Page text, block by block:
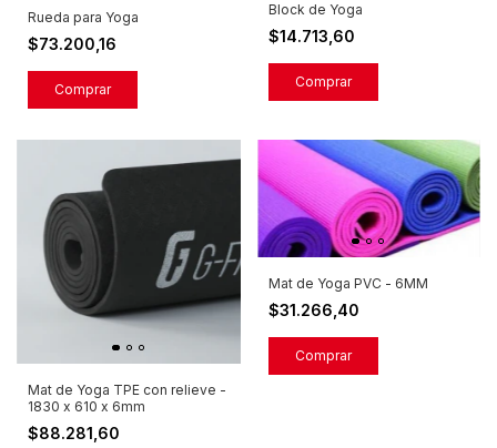
Rueda para Yoga
$73.200,16
Block de Yoga
$14.713,60
Mat de Yoga TPE con relieve -
1830 x 610 x 6mm
$88.281,60
Mat de Yoga PVC - 6MM
$31.266,40
Comprar